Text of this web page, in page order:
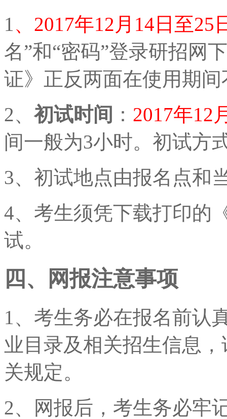
1、2017年12月14日至25
名”和“密码”登录研招网
证》正反两面在使用期
2、 初试时间 ： 2017年12
间一般为3小时。初试方
3、初试地点由报名点和
4、考生须凭下载打印的
试。
四、网报注意事项
1、考生务必在报名前认
业目录及相关招生信息
关规定。
2、网报后，考生务必牢